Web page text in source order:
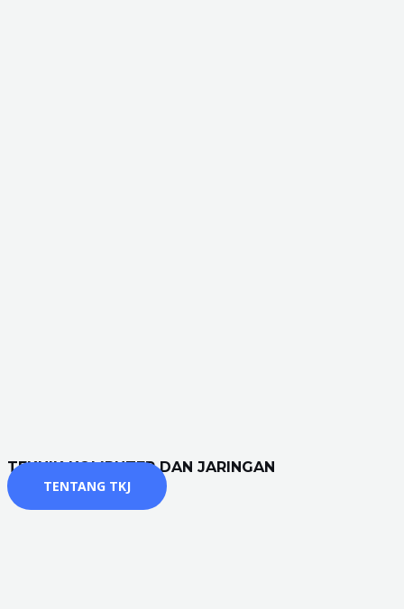
TEKNIK KOMPUTER DAN JARINGAN
TENTANG TKJ